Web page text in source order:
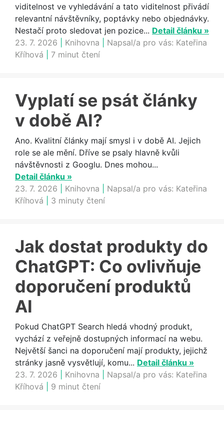
viditelnost ve vyhledávání a tato viditelnost přivádí
relevantní návštěvníky, poptávky nebo objednávky.
Nestačí proto sledovat jen pozice... Detail článku »
23. 7. 2026
Knihovna Napsal/a pro vás: Kateřina
Kříhová
7 minut čtení
Vyplatí se psát články
v době AI?
Ano. Kvalitní články mají smysl i v době AI. Jejich
role se ale mění. Dříve se psaly hlavně kvůli
návštěvnosti z Googlu. Dnes mohou...
Detail článku »
23. 7. 2026
Knihovna Napsal/a pro vás: Kateřina
Kříhová
3 minuty čtení
Jak dostat produkty do
ChatGPT: Co ovlivňuje
doporučení produktů
AI
Pokud ChatGPT Search hledá vhodný produkt,
vychází z veřejně dostupných informací na webu.
Největší šanci na doporučení mají produkty, jejichž
stránky jasně vysvětlují, komu... Detail článku »
23. 7. 2026
Knihovna Napsal/a pro vás: Kateřina
Kříhová
9 minut čtení